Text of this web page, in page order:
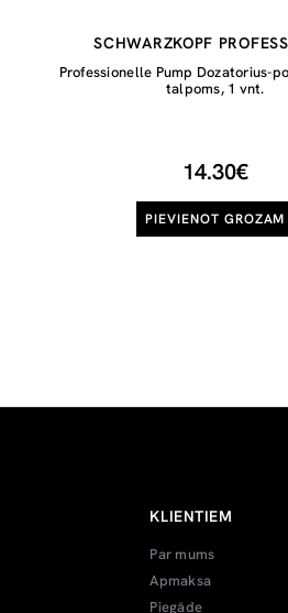
SCHWARZKOPF
Professionelle Pump Dozatorius-
talpoms, 1 vnt.
14.30€
PIEVIENOT GROZAM
KLIENTIEM
Par mums
Apmaksa
Piegāde